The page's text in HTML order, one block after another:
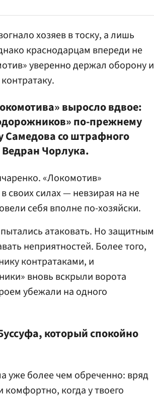
хозяев в тоску, а лишь
краснодарцам впереди не
уверенно держал оборону и
выросло вдвое:
по-прежнему
Самедова со штрафного
Чорлука.
«Локомотив»
своих силах — невзирая на не
себя вполне по-хозяйски.
атаковать. Но защитным
неприятностей. Более того,
контратаками, и
вновь вскрыли ворота
убежали на одного
который спокойно
уже более чем обреченно: вряд
когда у твоего